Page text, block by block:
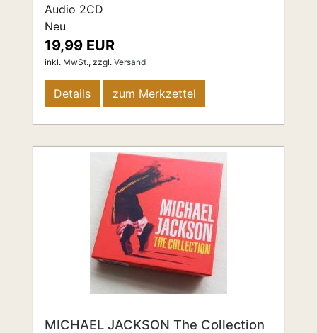
Audio 2CD
Neu
19,99 EUR
inkl. MwSt., zzgl. Versand
Details zum Merkzettel
MICHAEL JACKSON The Collection